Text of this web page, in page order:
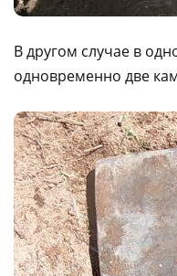
В другом случае в
одновременно две